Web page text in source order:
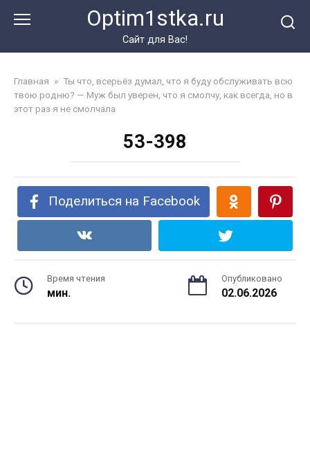
Optim1stka.ru
Сайт для Вас!
Главная » Ты что, всерьёз думал, что я буду обслуживать всю
твою родню? — Муж был уверен, что я смолчу, как всегда, но в
этот раз я не смолчала
53-398
Поделиться на Facebook
Время чтения
мин.
Опубликовано
02.06.2026